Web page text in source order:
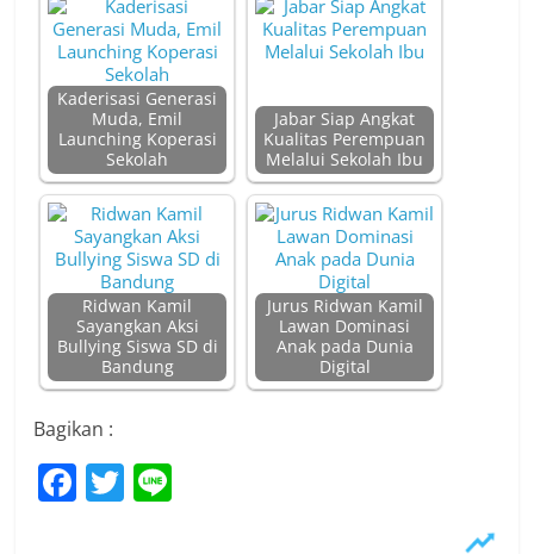
Kaderisasi Generasi
Muda, Emil
Launching Koperasi
Sekolah
Jabar Siap Angkat
Kualitas Perempuan
Melalui Sekolah Ibu
Ridwan Kamil
Sayangkan Aksi
Bullying Siswa SD di
Bandung
Jurus Ridwan Kamil
Lawan Dominasi
Anak pada Dunia
Digital
Bagikan :
F T